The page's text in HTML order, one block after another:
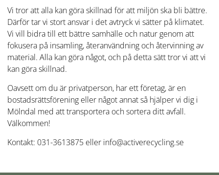
Vi tror att alla kan göra skillnad för att miljön ska bli bättre.
Därför tar vi stort ansvar i det avtryck vi sätter på klimatet.
Vi vill bidra till ett bättre samhälle och natur genom att
fokusera på insamling, återanvändning och återvinning av
material. Alla kan göra något, och på detta sätt tror vi att vi
kan göra skillnad.
Oavsett om du är privatperson, har ett företag, är en
bostadsrättsförening eller något annat så hjälper vi dig i
Mölndal med att transportera och sortera ditt avfall.
Välkommen!
Kontakt: 031-3613875 eller info@activerecycling.se